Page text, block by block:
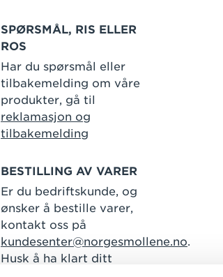
SPØRSMÅL, RIS ELLER
ROS
Har du spørsmål eller
tilbakemelding om våre
produkter, gå til
reklamasjon og
tilbakemelding
BESTILLING AV VARER
Er du bedriftskunde, og
ønsker å bestille varer,
kontakt oss på
kundesenter@norgesmollene.no.
Husk å ha klart ditt